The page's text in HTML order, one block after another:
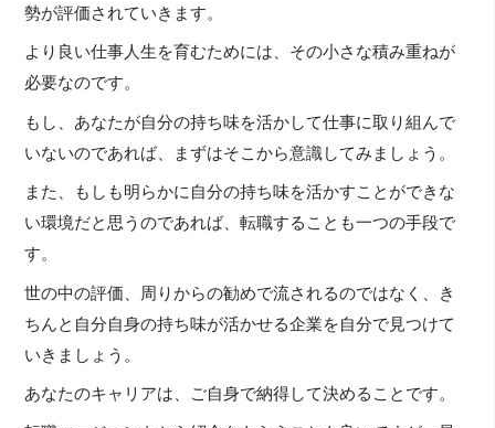
勢が評価されていきます。
より良い仕事人生を育むためには、その小さな積み重ねが
必要なのです。
もし、あなたが自分の持ち味を活かして仕事に取り組んで
いないのであれば、まずはそこから意識してみましょう。
また、もしも明らかに自分の持ち味を活かすことができな
い環境だと思うのであれば、転職することも一つの手段で
す。
世の中の評価、周りからの勧めで流されるのではなく、き
ちんと自分自身の持ち味が活かせる企業を自分で見つけて
いきましょう。
あなたのキャリアは、ご自身で納得して決めることです。